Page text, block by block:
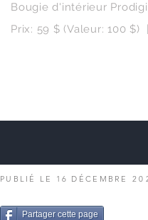
Bougie d'intérieur
Prix: 59 $ (Valeur: 100
PUBLIÉ LE 16 DÉCEMBRE
Partager cette page